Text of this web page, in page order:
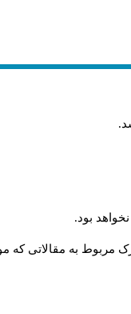
.
بود.
به مقالاتی که